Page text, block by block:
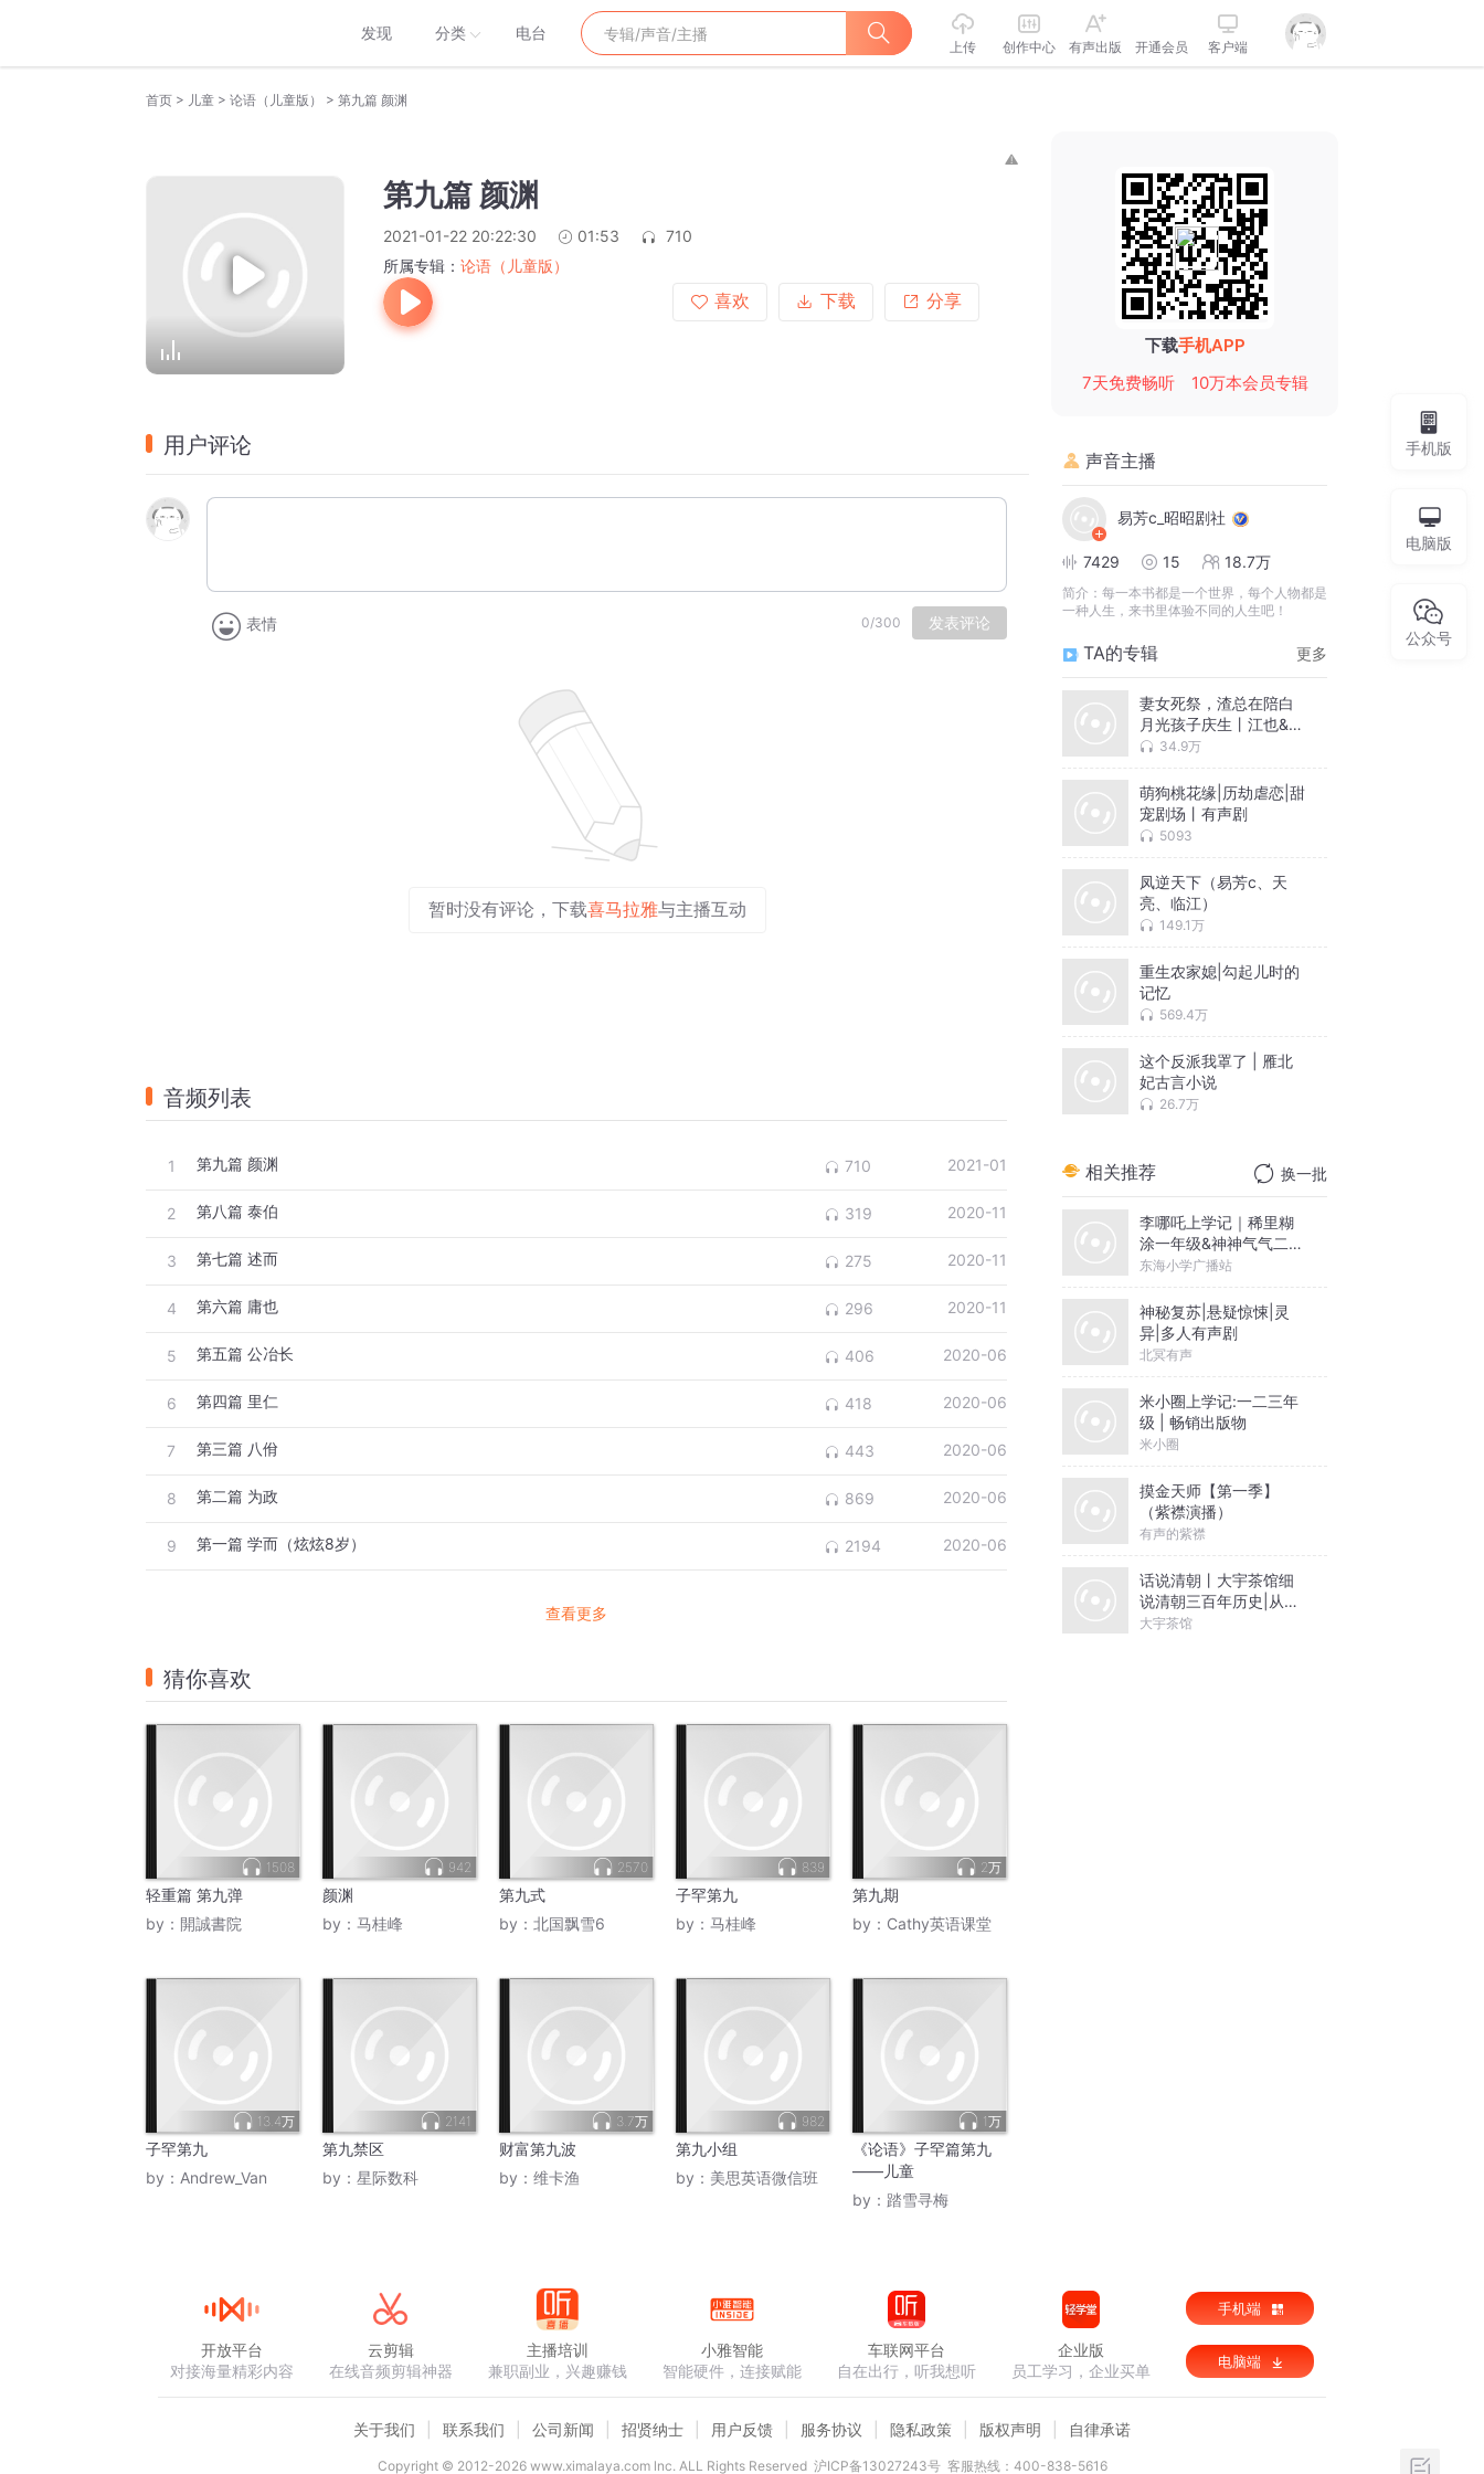
发现 分类 电台
上传 创作中心 有声出版 开通会员 客户端
首页 > 儿童 > 论语（儿童版） > 第九篇 颜渊
第九篇 颜渊
2021-01-22 20:22:30 01:53
710
所属专辑： 论语（儿童版）
喜欢
下载 分享
用户评论
表情 0/300 发表评论
暂时没有评论，下载喜马拉雅与主播互动
音频列表
1 第九篇 颜渊 710 2021-01
2 第八篇 泰伯 319 2020-11
3 第七篇 述而 275 2020-11
4 第六篇 庸也 296 2020-11
5 第五篇 公冶长 406 2020-06
6 第四篇 里仁 418 2020-06
7 第三篇 八佾 443 2020-06
8 第二篇 为政 869 2020-06
9 第一篇 学而（炫炫8岁） 2194 2020-06
查看更多
猜你喜欢
1508
轻重篇 第九弹
by： 開誠書院
942
颜渊
by： 马桂峰
2570
第九式
by： 北国飘雪6
839
子罕第九
by： 马桂峰
2万
第九期
by： Cathy英语课堂
13.4万
子罕第九
by： Andrew_Van
2141
第九禁区
by： 星际数科
3.7万
财富第九波
by： 维卡渔
982
第九小组
by： 美思英语微信班
1万
《论语》子罕篇第九
——儿童
by： 踏雪寻梅
下载手机APP
7天免费畅听
10万本会员专辑
声音主播
易芳c_昭昭剧社
7429 15 18.7万
简介： 每一本书都是一个世界，每个人物都是
一种人生，来书里体验不同的人生吧！
TA的专辑 更多
妻女死祭，渣总在陪白
月光孩子庆生丨江也&易
芳虐恋情深丨追妻火葬
34.9万
萌狗桃花缘|历劫虐恋|甜
宠剧场丨有声剧
5093
凤逆天下（易芳c、天
亮、临江）
149.1万
重生农家媳|勾起儿时的
记忆
569.4万
这个反派我罩了 | 雁北
妃古言小说
26.7万
相关推荐 换一批
李哪吒上学记｜稀里糊
涂一年级&神神气气二年
级
东海小学广播站
神秘复苏|悬疑惊悚|灵
异|多人有声剧
北冥有声
米小圈上学记:一二三年
级 | 畅销出版物
米小圈
摸金天师【第一季】
（紫襟演播）
有声的紫襟
话说清朝丨大宇茶馆细
说清朝三百年历史|从努
尔哈赤到末代皇帝溥仪|
大宇茶馆
手机版
电脑版
公众号
开放平台
对接海量精彩内容
云剪辑
在线音频剪辑神器
主播培训
兼职副业，兴趣赚钱
小雅智能
智能硬件，连接赋能
车联网平台
自在出行，听我想听
企业版
员工学习，企业买单
手机端
电脑端
关于我们 联系我们 公司新闻 招贤纳士 用户反馈 服务协议 隐私政策 版权声明 自律承诺
Copyright © 2012-2026www.ximalaya.com lnc. ALL Rights Reserved 沪ICP备13027243号 客服热线：400-838-5616